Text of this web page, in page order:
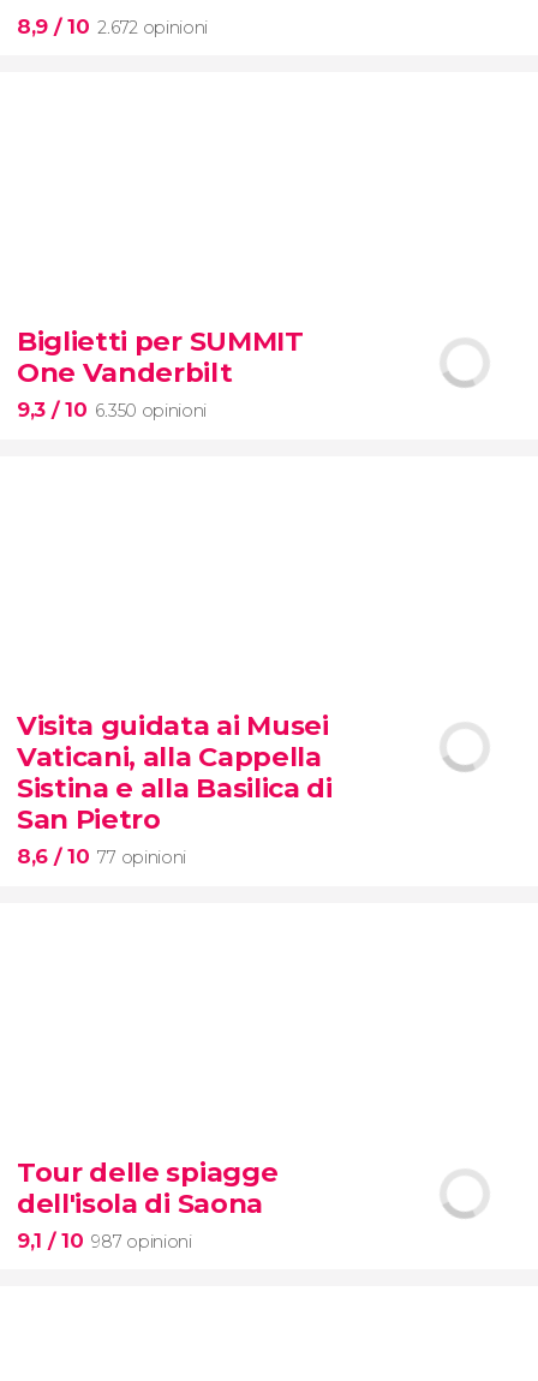
8,9 / 10 2.672 opinioni
guidata al Colosseo, al Foro Romanoe al
Palatinocon accesso prioritario
Biglietti per SUMMIT
One Vanderbilt
9,3 / 10 6.350 opinioni
biglietti per SUMMIT One
Vanderbilt
Visita guidata ai Musei
Vaticani, alla Cappella
Sistina e alla Basilica di
San Pietro
8,6 / 10 77 opinioni
Musei Vaticani
Basilica
Tour delle spiagge
dell'isola di Saona
9,1 / 10 987 opinioni